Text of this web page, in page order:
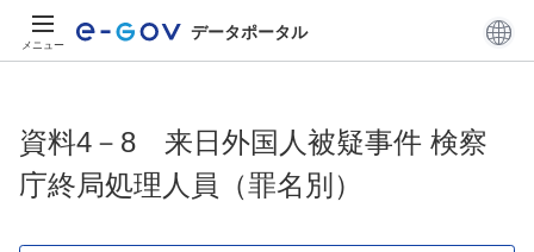
メニュー
データポータル
資料4－8 来日外国人被疑事件 検察
庁終局処理人員（罪名別）